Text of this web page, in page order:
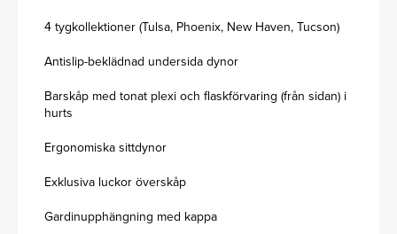
4 tygkollektioner (Tulsa, Phoenix, New Haven, Tucson)
Antislip-beklädnad undersida dynor
Barskåp med tonat plexi och flaskförvaring (från sidan) i
hurts
Ergonomiska sittdynor
Exklusiva luckor överskåp
Gardinupphängning med kappa